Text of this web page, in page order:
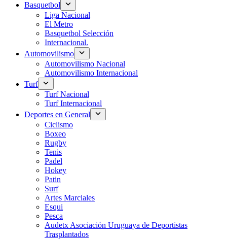
Basquetbol
Liga Nacional
El Metro
Basquetbol Selección
Internacional.
Automovilismo
Automovilismo Nacional
Automovilismo Internacional
Turf
Turf Nacional
Turf Internacional
Deportes en General
Ciclismo
Boxeo
Rugby
Tenis
Padel
Hokey
Patin
Surf
Artes Marciales
Esqui
Pesca
Audetx Asociación Uruguaya de Deportistas
Trasplantados